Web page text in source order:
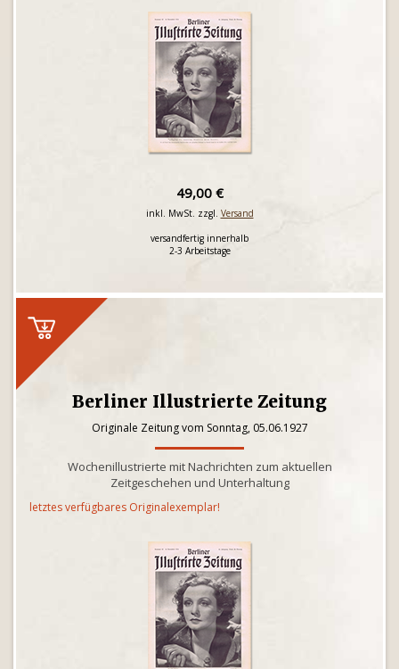
49,00 €
inkl. MwSt. zzgl. Versand
versandfertig innerhalb
2-3 Arbeitstage
Berliner Illustrierte Zeitung
Originale Zeitung vom Sonntag, 05.06.1927
Wochenillustrierte mit Nachrichten zum aktuellen
Zeitgeschehen und Unterhaltung
letztes verfügbares Originalexemplar!